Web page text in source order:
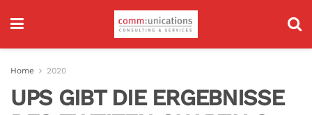
Home 2020
UPS GIBT DIE ERGEBNISSE